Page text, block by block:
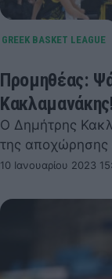
Προμηθέας:
Κακλαμανάκης!
Ο Δημήτρης
της
10 Ιανουαρίου 2023